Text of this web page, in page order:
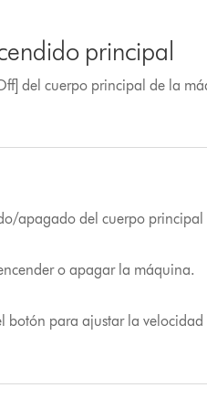
principal
del cuerpo principal de la
apagado del cuerpo principal
o apagar la máquina.
botón para ajustar la